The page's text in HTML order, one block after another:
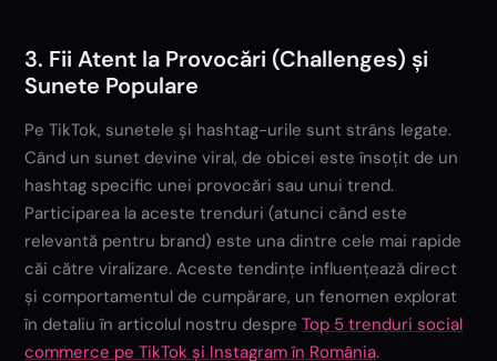
3. Fii Atent la Provocări (Challenges) și
Sunete Populare
Pe TikTok, sunetele și hashtag-urile sunt strâns legate.
Când un sunet devine viral, de obicei este însoțit de un
hashtag specific unei provocări sau unui trend.
Participarea la aceste trenduri (atunci când este
relevantă pentru brand) este una dintre cele mai rapide
căi către viralizare. Aceste tendințe influențează direct
și comportamentul de cumpărare, un fenomen explorat
în detaliu în articolul nostru despreTop 5 trenduri social
commerce pe TikTok și Instagram în România.